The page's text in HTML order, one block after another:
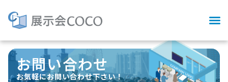
お問い合わせ
お気軽にお問い合わせ下さい！